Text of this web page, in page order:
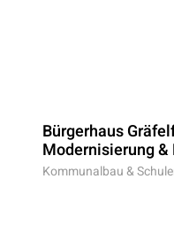
Bürgerhaus
Modernisierung &
Kommunalbau &